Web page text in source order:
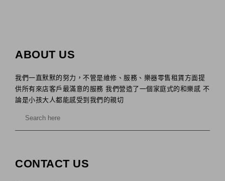
ABOUT US
我們一直默默的努力，不管是維修、服務、樂器零售租賃方面提
供所有來店客戶最滿意的服務 我們營造了一個家庭式的和樂感 不
論是小孩大人都能感受到我們的親切
CONTACT US